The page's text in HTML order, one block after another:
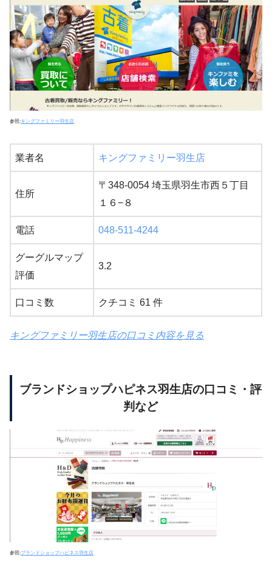
参照:キングファミリー羽生店
業者名 キングファミリー羽生店
住所
〒348-0054 埼玉県羽生市西５丁目
１６−８
電話 048-511-4244
グーグルマップ
評価
3.2
口コミ数 クチコミ 61 件
キングファミリー羽生店の口コミ内容を見る
ブランドショップハピネス羽生店の口コミ・評
判など
参照:ブランドショップハピネス羽生店